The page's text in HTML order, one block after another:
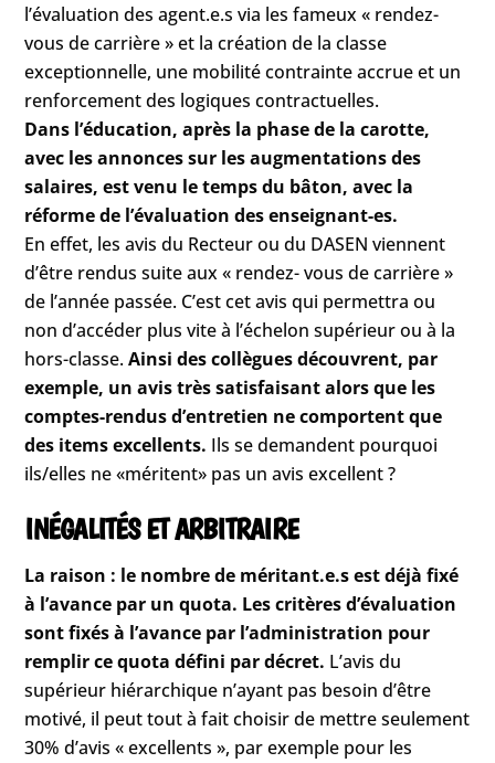
l’évaluation des agent.e.s via les fameux « rendez-
vous de carrière » et la création de la classe
exceptionnelle, une mobilité contrainte accrue et un
renforcement des logiques contractuelles.
Dans l’éducation, après la phase de la carotte,
avec les annonces sur les augmentations des
salaires, est venu le temps du bâton, avec la
réforme de l’évaluation des enseignant-es.
En effet, les avis du Recteur ou du DASEN viennent
d’être rendus suite aux « rendez- vous de carrière »
de l’année passée. C’est cet avis qui permettra ou
non d’accéder plus vite à l’échelon supérieur ou à la
hors-classe.Ainsi des collègues découvrent, par
exemple, un avis très satisfaisant alors que les
comptes-rendus d’entretien ne comportent que
des items excellents. Ils se demandent pourquoi
ils/elles ne «méritent» pas un avis excellent ?
INÉGALITÉS ET ARBITRAIRE
La raison : le nombre de méritant.e.s est déjà fixé
à l’avance par un quota. Les critères d’évaluation
sont fixés à l’avance par l’administration pour
remplir ce quota défini par décret. L’avis du
supérieur hiérarchique n’ayant pas besoin d’être
motivé, il peut tout à fait choisir de mettre seulement
30% d’avis « excellents », par exemple pour les